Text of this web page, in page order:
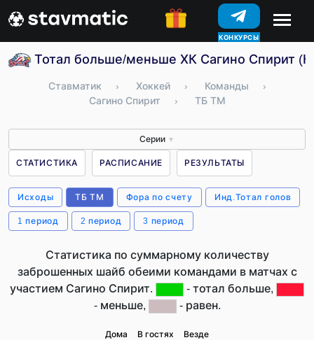
КОНКУРСЫ
Тотал больше/меньше ХК Сагино Спирит
Ставматик › Хоккей › Команды
›
Сагино Спирит
› ТБ ТМ
Серии ▼
СТАТИСТИКА РАСПИСАНИЕ РЕЗУЛЬТАТЫ
Исходы ТБ ТМ Фора по счету Инд.Тотал голов
1 период 2 период 3 период
Статистика по суммарному количеству
заброшенных шайб обеими командами в матчах с
участием Сагино Спирит.
- тотал больше,
- меньше,
- равен.
Дома В гостях Везде